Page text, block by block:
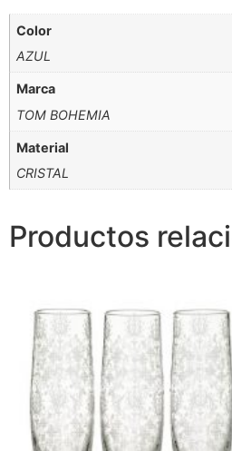
Color
AZUL
Marca
TOM BOHEMIA
Material
CRISTAL
Productos